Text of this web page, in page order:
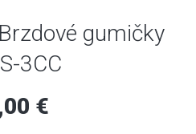
gumičky
3CC
€